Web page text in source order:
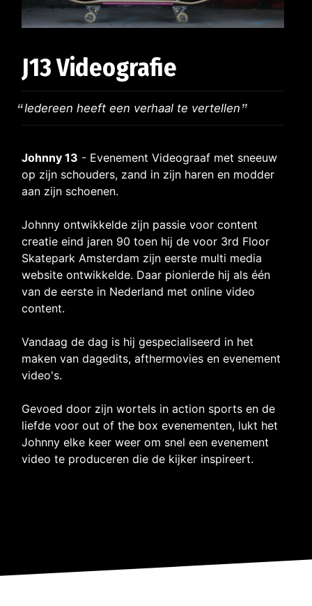
J13 Videografie
Iedereen heeft een verhaal te vertellen
Johnny 13 - Evenement Videograaf met sneeuw
op zijn schouders, zand in zijn haren en modder
aan zijn schoenen.
Johnny ontwikkelde zijn passie voor content
creatie eind jaren 90 toen hij de voor 3rd Floor
Skatepark Amsterdam zijn eerste multi media
website ontwikkelde. Daar pionierde hij als één
van de eerste in Nederland met online video
content.
Vandaag de dag is hij gespecialiseerd in het
maken van dagedits, afthermovies en evenement
video's.
Gevoed door zijn wortels in action sports en de
liefde voor out of the box evenementen, lukt het
Johnny elke keer weer om snel een evenement
video te produceren die de kijker inspireert.